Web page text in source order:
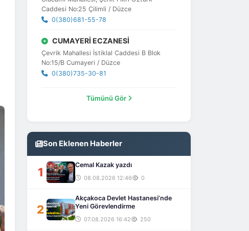
Caddesi No:25 Çilimli / Düzce
0(380)681-55-78
CUMAYERİ ECZANESİ
Çevrik Mahallesi İstiklal Caddesi B Blok
No:15/B Cumayeri / Düzce
0(380)735-30-81
Tümünü Gör
Son Eklenen Haberler
1
Cemal Kazak yazdı
08.08.2026 12:46 0
2
Akçakoca Devlet Hastanesi’nde
Yeni Görevlendirme
07.08.2026 16:42 250